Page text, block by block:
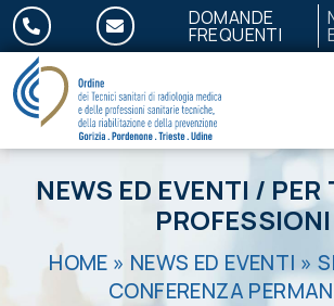
Salta al contenuto DOMANDE
FREQUENTI
NEWS ED EVENTI / PER
PROFESSIONI
HOME » NEWS ED EVENTI »
CONFERENZA